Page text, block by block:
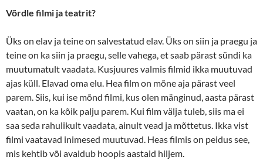
Võrdle filmi ja teatrit?
Üks on elav ja teine on salvestatud elav. Üks on siin ja praegu ja
teine on ka siin ja praegu, selle vahega, et saab pärast sündi ka
muutumatult vaadata. Kusjuures valmis filmid ikka muutuvad
ajas küll. Elavad oma elu. Hea film on mõne aja pärast veel
parem. Siis, kui ise mõnd filmi, kus olen mänginud, aasta pärast
vaatan, on ka kõik palju parem. Kui film välja tuleb, siis ma ei
saa seda rahulikult vaadata, ainult vead ja mõttetus. Ikka vist
filmi vaatavad inimesed muutuvad. Heas filmis on peidus see,
mis kehtib või avaldub hoopis aastaid hiljem.